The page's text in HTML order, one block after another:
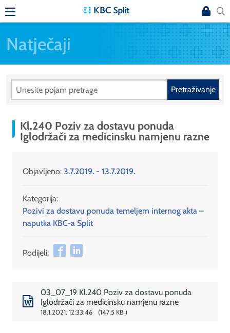
Natječaji
Pretraživanje
Kl.240 Poziv za dostavu ponuda
Iglodržači za medicinsku namjenu razne
Objavljeno: 3.7.2019. - 13.7.2019.
Kategorija:
Pozivi za dostavu ponuda temeljem internog akta –
naputka KBC-a Split
Podijeli:
03_07_19 Kl.240 Poziv za dostavu ponuda
Iglodržači za medicinsku namjenu razne
18.1.2021. 12:33:46 147,5 KB